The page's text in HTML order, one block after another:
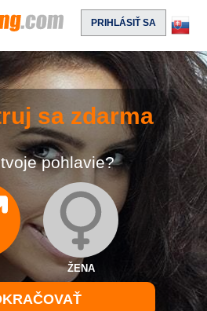
PRIHLÁSIŤ SA
sa zdarma
pohlavie?
ŽENA